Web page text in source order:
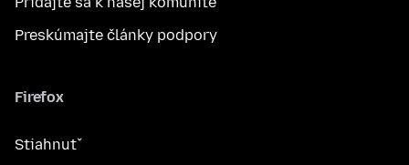
Preskúmajte články podpory
Firefox
Stiahnuť